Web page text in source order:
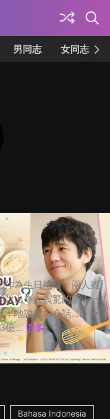
男同志 女同志
作為生日禮物，兩人雖
說出令人震驚的話！一
率地說出內心話…… ☆
億... 更多
Bahasa Indonesia